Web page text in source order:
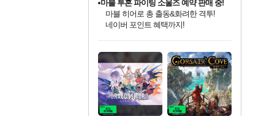
네이버혜택과 함께 만나보세요!
50%할인&추가 적립까지!
이니&베니 혜택까지!
네이버 혜택가와 함께 예약하세요!
할인&네이버혜택으로 만나보세요!
네이버페이 혜택과 만나보세요!
40주년 프로모션으로 만나보세요!
캡콤 프렌차이즈 할인 진행 중!
몬헌, 바하 등 인기 IP를
할인가에 만나보세요!
일부 에디션 상시 할인!
혜택으로 예약 판매 중
편안하게 충전하세요